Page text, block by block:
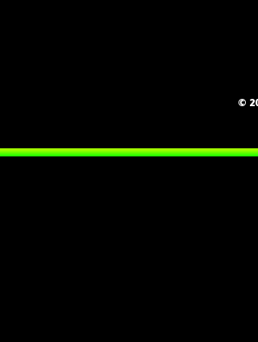
©